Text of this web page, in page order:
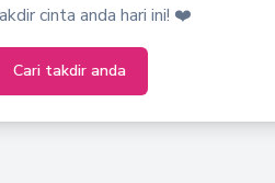
cinta anda hari ini! ❤️
Cari takdir anda